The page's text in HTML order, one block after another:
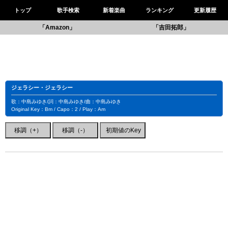
トップ 歌手検索 新着楽曲 ランキング 更新履歴
「Amazon」 「吉田拓郎」
ジェラシー・ジェラシー
歌：中島みゆき/詞：中島みゆき/曲：中島みゆき
Original Key：Bm / Capo：2 / Play：Am